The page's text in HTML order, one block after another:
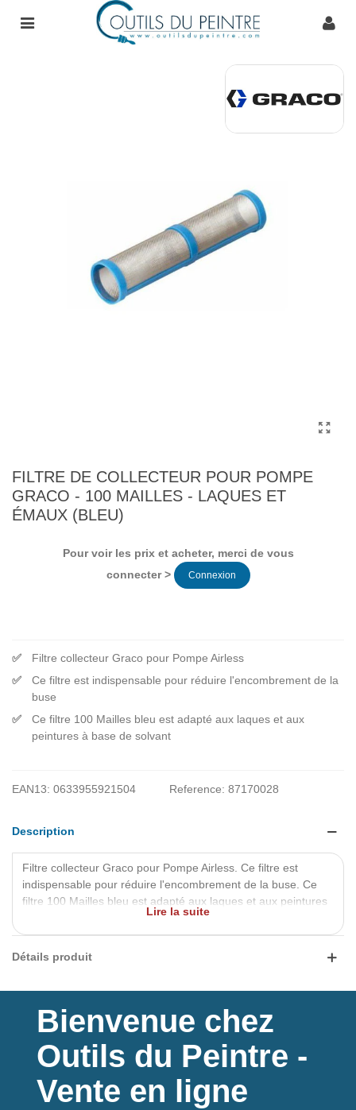
FILTRE DE COLLECTEUR POUR POMPE
GRACO - 100 MAILLES - LAQUES ET
ÉMAUX (BLEU)
Pour voir les prix et acheter, merci de vous
connecter >
Connexion
Filtre collecteur Graco pour Pompe Airless
Ce filtre est indispensable pour réduire l'encombrement de la
buse
Ce filtre 100 Mailles bleu est adapté aux laques et aux
peintures à base de solvant
EAN13: 0633955921504 Reference: 87170028
Description
Filtre collecteur Graco pour Pompe Airless. Ce filtre est
indispensable pour réduire l'encombrement de la buse. Ce
filtre 100 Mailles bleu est adapté aux laques et aux peintures
Lire la suite
Détails produit
Bienvenue chez
Outils du Peintre -
Vente en ligne